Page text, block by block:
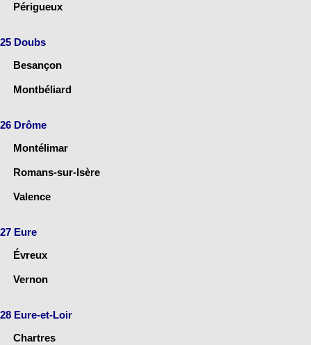
Périgueux
25 Doubs
Besançon
Montbéliard
26 Drôme
Montélimar
Romans-sur-Isère
Valence
27 Eure
Évreux
Vernon
28 Eure-et-Loir
Chartres